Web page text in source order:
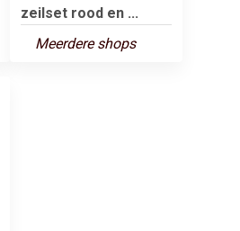
zeilset rood en ...
Meerdere shops